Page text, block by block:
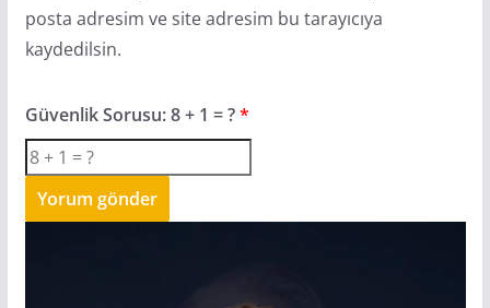
posta adresim ve site adresim bu tarayıcıya
kaydedilsin.
Güvenlik Sorusu:8 + 1 = ?*